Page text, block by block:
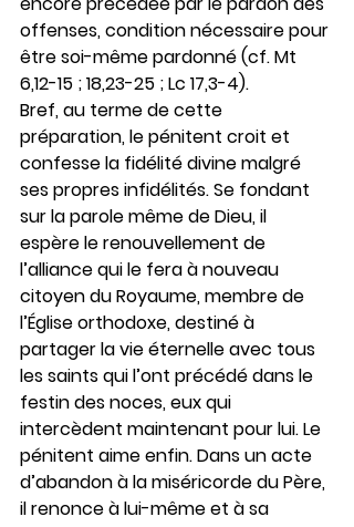
offenses, condition nécessaire pour
être soi-même pardonné (cf. Mt
6,12-15 ; 18,23-25 ; Lc 17,3-4).
Bref, au terme de cette
préparation, le pénitent croit et
confesse la fidélité divine malgré
ses propres infidélités. Se fondant
sur la parole même de Dieu, il
espère le renouvellement de
l’alliance qui le fera à nouveau
citoyen du Royaume, membre de
l’Église orthodoxe, destiné à
partager la vie éternelle avec tous
les saints qui l’ont précédé dans le
festin des noces, eux qui
intercèdent maintenant pour lui. Le
pénitent aime enfin. Dans un acte
d’abandon à la miséricorde du Père,
il renonce à lui-même et à sa